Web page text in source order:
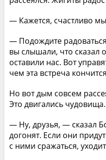
— Кажется, счастливо
— Подождите
вы слышали, что сказал
оставили нас. Вот
чем эта встреча
Но вот дым совсем
Это двигались чудовища.
— Ну, друзья, — сказал
догонят. Если они
с ними сражаться,